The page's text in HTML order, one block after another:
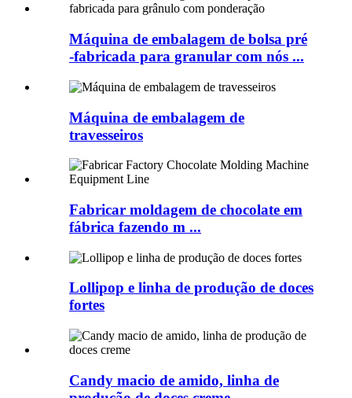
Máquina de embalagem de bolsa pré
-fabricada para granular com nós ...
Máquina de embalagem de
travesseiros
Fabricar moldagem de chocolate em
fábrica fazendo m ...
Lollipop e linha de produção de doces
fortes
Candy macio de amido, linha de